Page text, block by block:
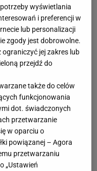
wyświetlania
i preferencji w
lub personalizacji
zgody jest dobrowolne.
ograniczyć jej zakres lub
przejdź do
także do celów
funkcjonowania
dot. świadczonych
przetwarzanie
w oparciu o
powiązanej – Agora
przetwarzaniu
„Ustawień